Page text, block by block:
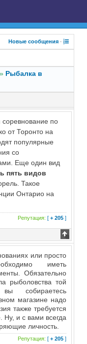
Новые сообщения ·
» Рыбалка в
соревнование по
от Торонто на
популярные
со
Еще один вид
пять видов
Такое
Онтарио на
Репутация: [+ 205 ]
или просто
иметь
Обязательно
рыболовства той
собираетесь
магазине надо
также требуется
Ну, и с вами всегда
личность.
Репутация: [+ 205 ]